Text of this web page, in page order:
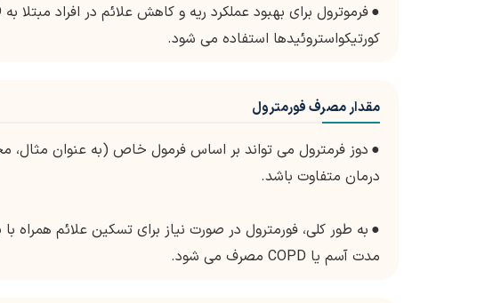
●
کورتیکواستروئیدها استفاده می شود.
مقدار مصرف فورمترول
● دوز فرمترول می تواند بر اساس فرمول خاص (به عنوان مثال،
درمان متفاوت باشد.
● به طور کلی، فورمترول در صورت نیاز برای تسکین علائم همراه
مدت آسم یا COPD مصرف می شود.